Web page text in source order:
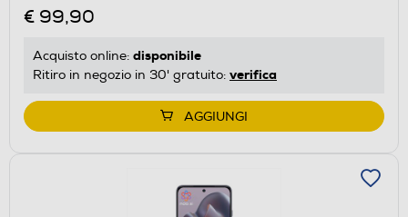
€ 99,90
Acquisto online: disponibile
Ritiro in negozio in 30' gratuito: verifica
AGGIUNGI